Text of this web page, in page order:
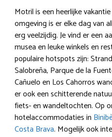
Motril is een heerlijke
omgeving is er elke dag van
erg veelzijdig. Je vind er een
musea en leuke winkels en
populaire hotspots zijn:
Salobreña, Parque de la
Cañuelo en Los Cahorros
er ook een schitterende
fiets- en wandeltochten. Op
hotelaccommodaties in
Costa Brava. Mogelijk ook